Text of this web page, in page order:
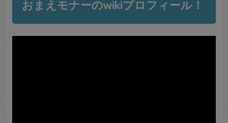
おまえモナーのwikiプロフィール！